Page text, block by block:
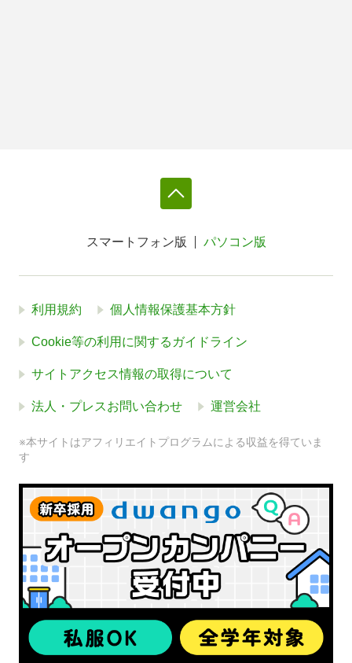
スマートフォン版 パソコン版
利用規約 個人情報保護基本方針
Cookie等の利用に関するガイドライン
サイトアクセス情報の取得について
法人・プレスお問い合わせ 運営会社
※本サイトはアフィリエイトプログラムによる収益を得ていま
す